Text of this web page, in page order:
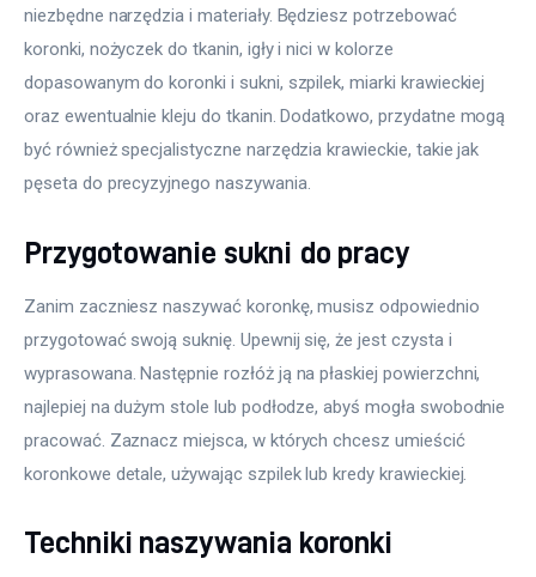
niezbędne narzędzia i materiały. Będziesz potrzebować
koronki, nożyczek do tkanin, igły i nici w kolorze
dopasowanym do koronki i sukni, szpilek, miarki krawieckiej
oraz ewentualnie kleju do tkanin. Dodatkowo, przydatne mogą
być również specjalistyczne narzędzia krawieckie, takie jak
pęseta do precyzyjnego naszywania.
Przygotowanie sukni do pracy
Zanim zaczniesz naszywać koronkę, musisz odpowiednio
przygotować swoją suknię. Upewnij się, że jest czysta i
wyprasowana. Następnie rozłóż ją na płaskiej powierzchni,
najlepiej na dużym stole lub podłodze, abyś mogła swobodnie
pracować. Zaznacz miejsca, w których chcesz umieścić
koronkowe detale, używając szpilek lub kredy krawieckiej.
Techniki naszywania koronki